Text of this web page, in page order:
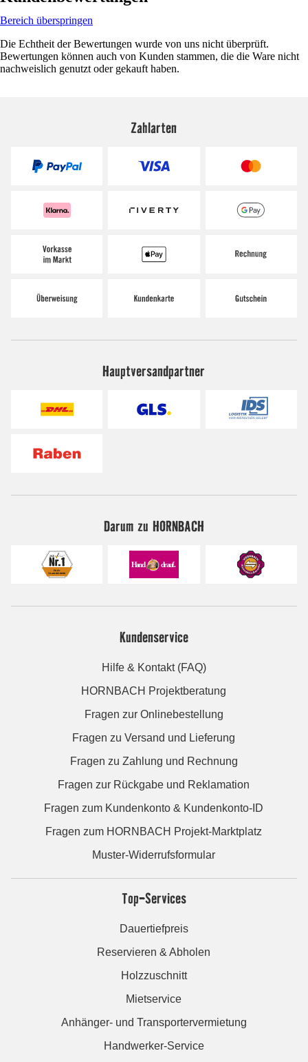
Bereich überspringen
Die Echtheit der Bewertungen wurde von uns nicht überprüft.
Bewertungen können auch von Kunden stammen, die die Ware nicht
nachweislich genutzt oder gekauft haben.
Zahlarten
Hauptversandpartner
Darum zu HORNBACH
Kundenservice
Hilfe & Kontakt (FAQ)
HORNBACH Projektberatung
Fragen zur Onlinebestellung
Fragen zu Versand und Lieferung
Fragen zu Zahlung und Rechnung
Fragen zur Rückgabe und Reklamation
Fragen zum Kundenkonto & Kundenkonto-ID
Fragen zum HORNBACH Projekt-Marktplatz
Muster-Widerrufsformular
Top-Services
Dauertiefpreis
Reservieren & Abholen
Holzzuschnitt
Mietservice
Anhänger- und Transportervermietung
Handwerker-Service